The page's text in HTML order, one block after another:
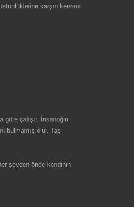
karşın kervanı
göre çalışır. İnsanoğlu
bulmamış olur. Taş
şeyden önce kendinin